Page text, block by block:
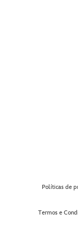
Políticas de
Termos e